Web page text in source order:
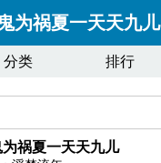
为祸夏一天天九儿
分类 排行
为祸夏一天天九儿